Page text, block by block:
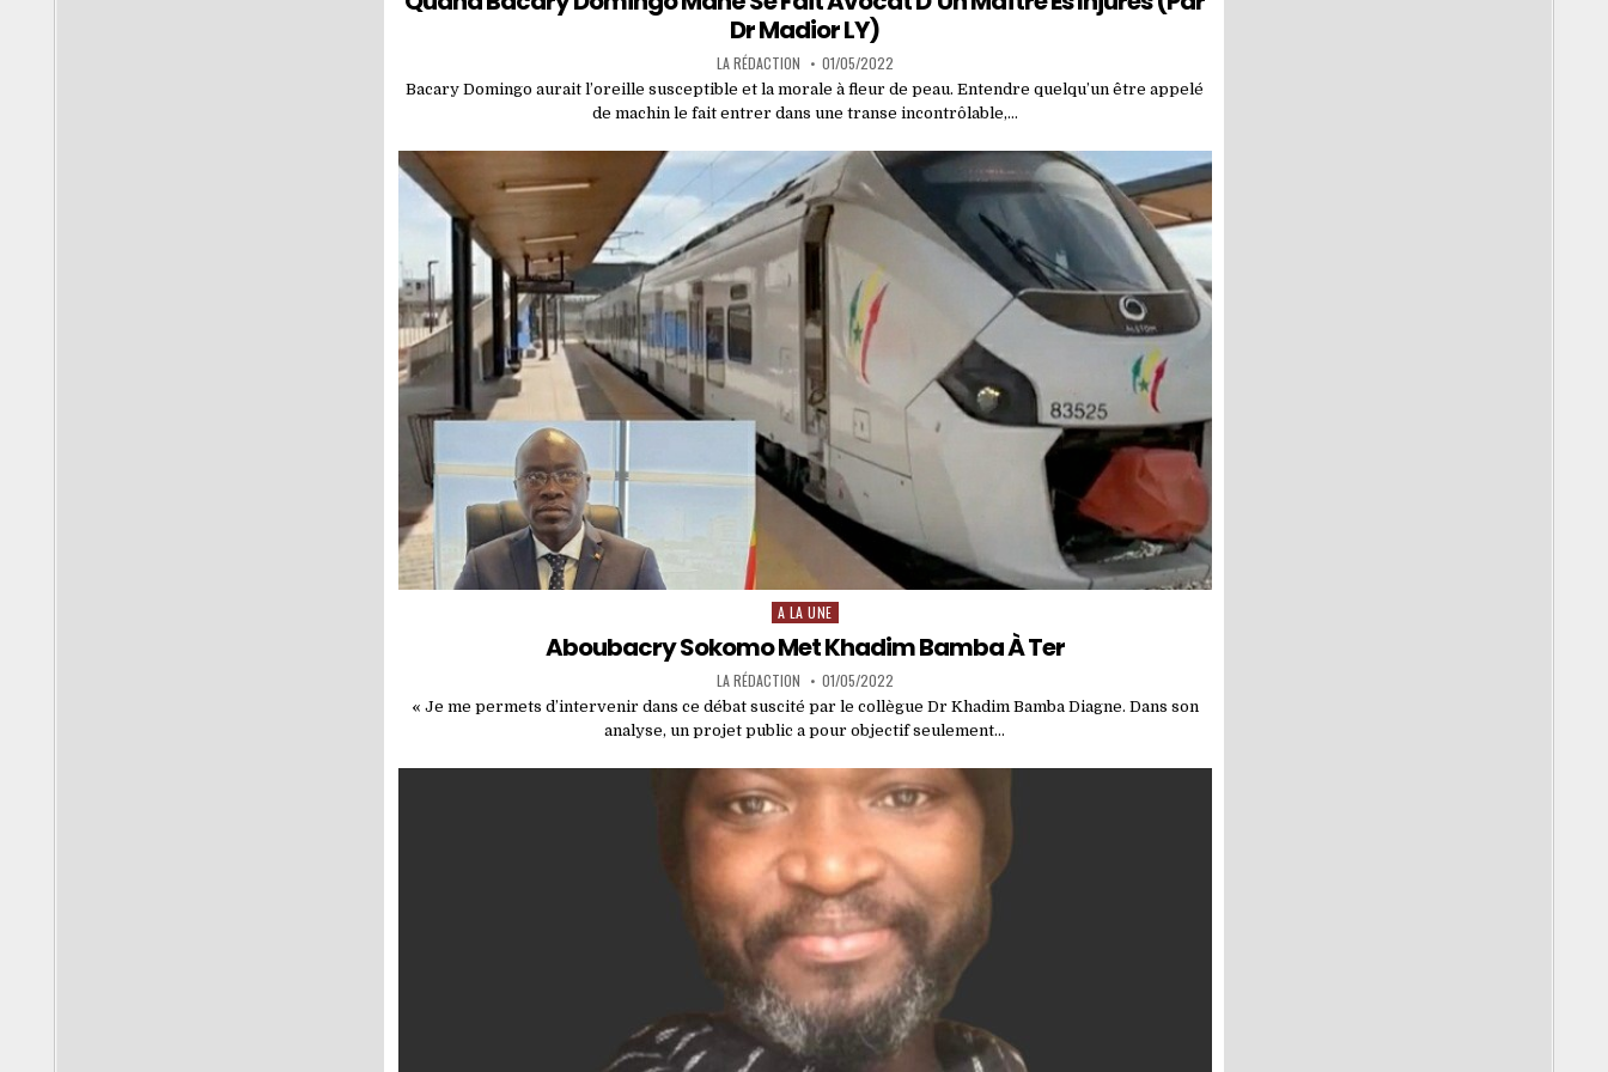
Dr Madior LY)
LA RÉDACTION 01/05/2022
Bacary Domingo aurait l’oreille susceptible et la morale à fleur de peau. Entendre quelqu’un être appelé
de machin le fait entrer dans une transe incontrôlable,…
Posted
in
A LA UNE
Aboubacry Sokomo Met Khadim Bamba À Ter
LA RÉDACTION 01/05/2022
« Je me permets d’intervenir dans ce débat suscité par le collègue Dr Khadim Bamba Diagne. Dans son
analyse, un projet public a pour objectif seulement…